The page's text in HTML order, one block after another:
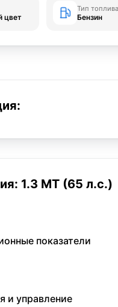
цвет
Тип топлива
Бензин
1.3 MT (65 л.с.)
показатели
и управление